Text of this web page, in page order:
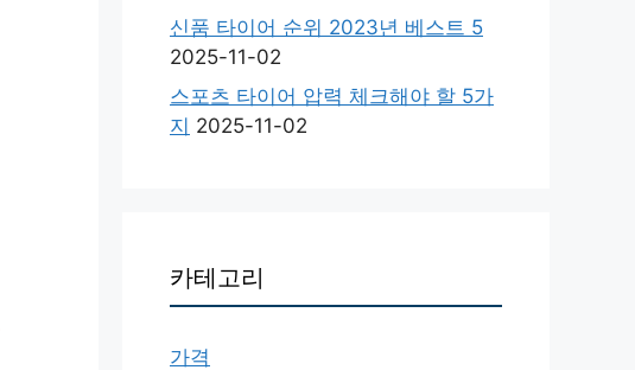
신품 타이어 순위 2023년 베스트 5
2025-11-02
스포츠 타이어 압력 체크해야 할 5가
지 2025-11-02
카테고리
가격